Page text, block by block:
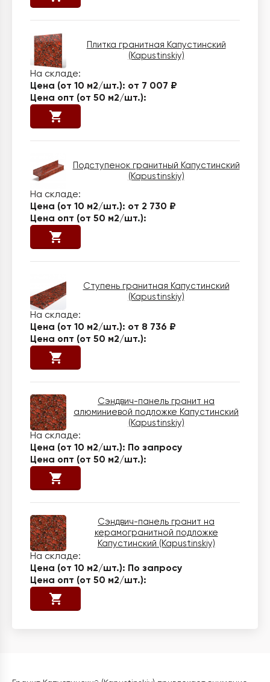
Плитка гранитная Капустинский
(Kapustinskiy)
от 7 007 ₽
Подступенок гранитный Капустинский
(Kapustinskiy)
от 2 730 ₽
Ступень гранитная Капустинский
(Kapustinskiy)
от 8 736 ₽
Сэндвич-панель гранит на
алюминиевой подложке Капустинский
(Kapustinskiy)
По запросу
Сэндвич-панель гранит на
керамогранитной подложке
Капустинский (Kapustinskiy)
По запросу